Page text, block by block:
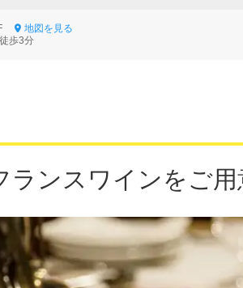
地図を見る
歩3分
ランスワインをご用